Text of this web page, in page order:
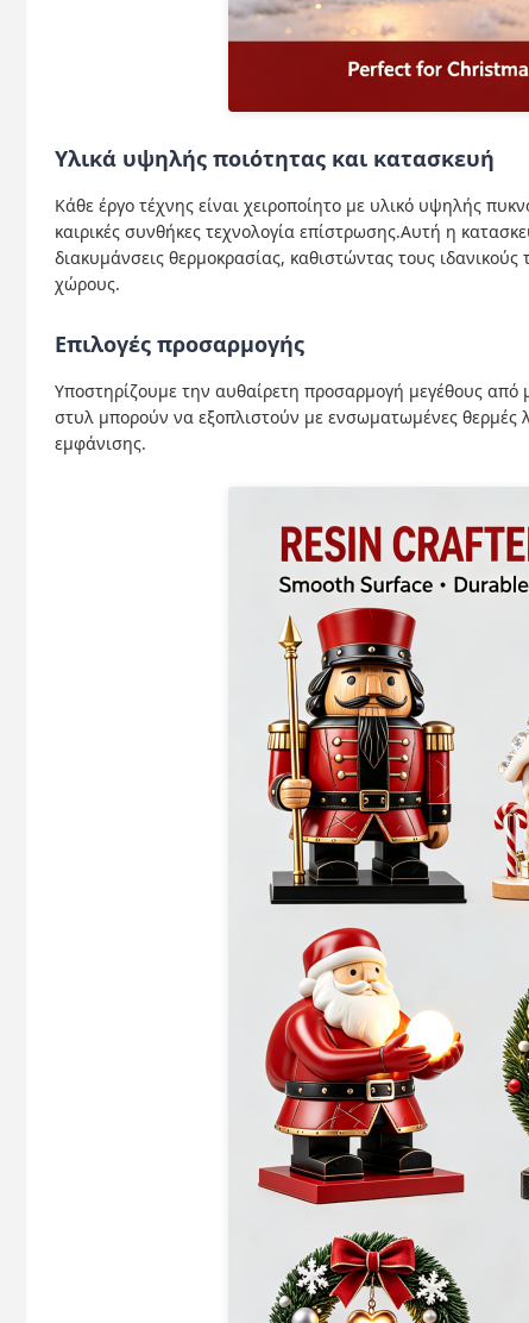
Υλικά υψηλής ποιότητας και κατασκευή
Κάθε έργο τέχνης είναι χειροποίητο με υλικό υψηλής
καιρικές συνθήκες τεχνολογία επίστρωσης.Αυτή η
διακυμάνσεις θερμοκρασίας, καθιστώντας τους
χώρους.
Επιλογές προσαρμογής
Υποστηρίζουμε την αυθαίρετη προσαρμογή μεγέθους από
στυλ μπορούν να εξοπλιστούν με ενσωματωμένες θερμές
εμφάνισης.